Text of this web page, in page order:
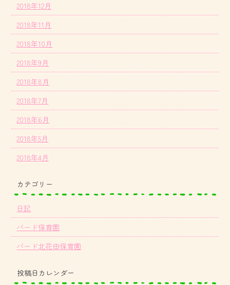
2018年12月
2018年11月
2018年10月
2018年9月
2018年8月
2018年7月
2018年6月
2018年5月
2018年4月
カテゴリー
日記
バード保育園
バード北花田保育園
投稿日カレンダー